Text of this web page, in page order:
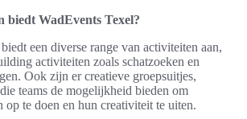
biedt WadEvents Texel?
een diverse range van activiteiten aan,
activiteiten zoals schatzoeken en
Ook zijn er creatieve groepsuitjes,
teams de mogelijkheid bieden om
op te doen en hun creativiteit te uiten.